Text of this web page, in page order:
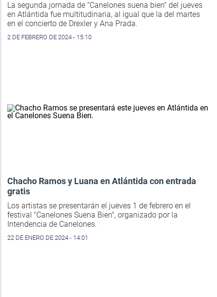
La segunda jornada de "Canelones suena bien" del jueves
en Atlántida fue multitudinaria, al igual que la del martes
en el concierto de Drexler y Ana Prada.
2 DE FEBRERO DE 2024 - 15:10
Chacho Ramos y Luana en Atlántida con entrada
gratis
Los artistas se presentarán el jueves 1 de febrero en el
festival "Canelones Suena Bien", organizado por la
Intendencia de Canelones.
22 DE ENERO DE 2024 - 14:01